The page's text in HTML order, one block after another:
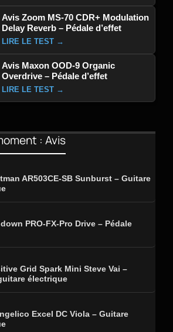
Avis Zoom MS-70 CDR+ Modulation
Delay Reverb – Pédale d’effet
LIRE LE TEST →
Avis Maxon OOD-9 Organic
Overdrive – Pédale d’effet
LIRE LE TEST →
: Avis
AR503CE-SB Sunburst – Guitare
PRO-FX-Pro Drive – Pédale
Grid Spark Mini Steve Vai –
électrique
Excel DC Viola – Guitare